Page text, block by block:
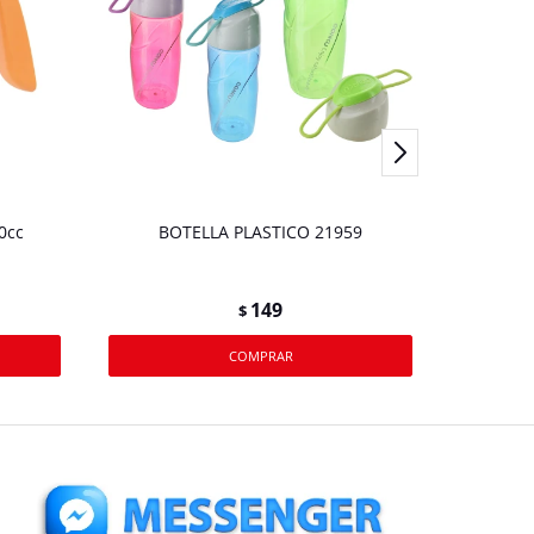
BOTELLA PLASTICO 21959
$ 149